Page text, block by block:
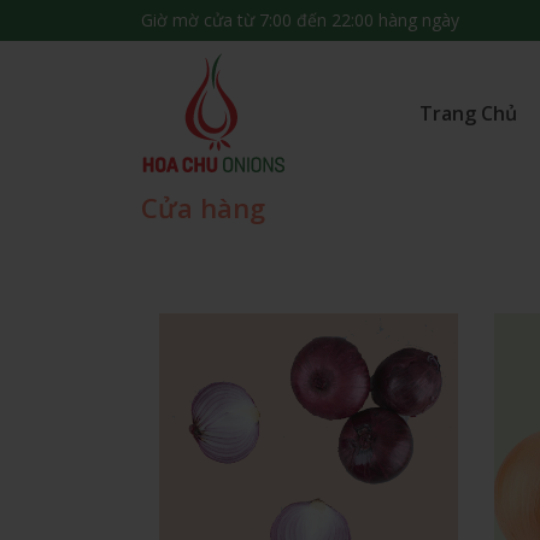
Giờ mờ cửa từ 7:00 đến 22:00 hàng ngày
Trang Chủ
Cửa hàng